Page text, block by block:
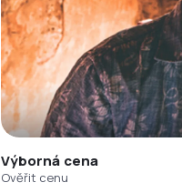
Výborná cena
Ověřit cenu